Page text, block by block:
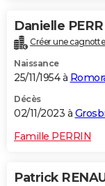
Danielle
Créer une
Naissance
25/11/1954 à
Décès
02/11/2023 à
Famille PERRIN
Patrick